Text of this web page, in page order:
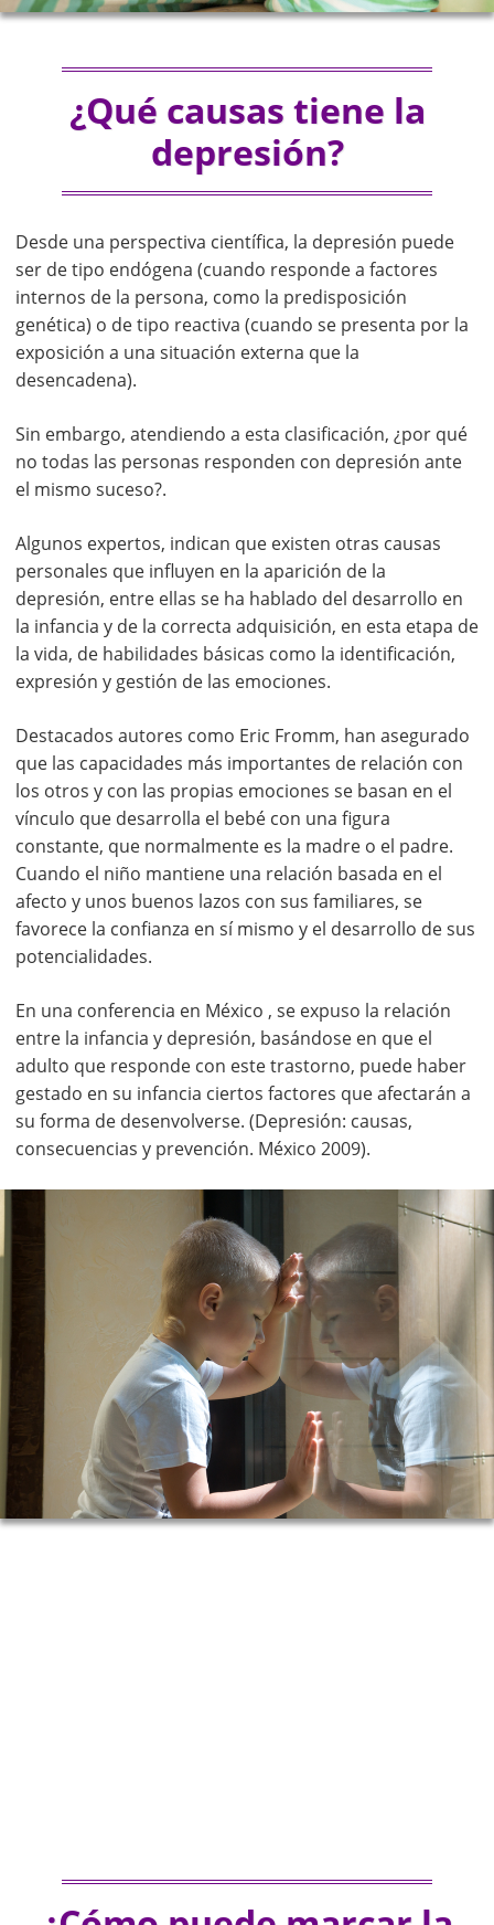
¿Qué causas tiene la
depresión?
Desde una perspectiva científica, la depresión puede
ser de tipo endógena (cuando responde a factores
internos de la persona, como la predisposición
genética) o de tipo reactiva (cuando se presenta por la
exposición a una situación externa que la
desencadena).
Sin embargo, atendiendo a esta clasificación, ¿por qué
no todas las personas responden con depresión ante
el mismo suceso?.
Algunos expertos, indican que existen otras causas
personales que influyen en la aparición de la
depresión, entre ellas se ha hablado del desarrollo en
la infancia y de la correcta adquisición, en esta etapa de
la vida, de habilidades básicas como la identificación,
expresión y gestión de las emociones.
Destacados autores como Eric Fromm, han asegurado
que las capacidades más importantes de relación con
los otros y con las propias emociones se basan en el
vínculo que desarrolla el bebé con una figura
constante, que normalmente es la madre o el padre.
Cuando el niño mantiene una relación basada en el
afecto y unos buenos lazos con sus familiares, se
favorece la confianza en sí mismo y el desarrollo de sus
potencialidades.
En una conferencia en México , se expuso la relación
entre la infancia y depresión, basándose en que el
adulto que responde con este trastorno, puede haber
gestado en su infancia ciertos factores que afectarán a
su forma de desenvolverse. (Depresión: causas,
consecuencias y prevención. México 2009).